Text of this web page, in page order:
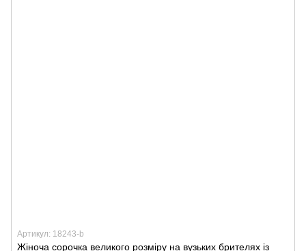
Артикул: 18243-b
Жіноча сорочка великого розміру на вузьких брителях із